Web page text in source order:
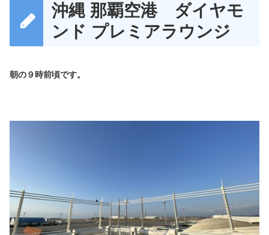
沖縄 那覇空港 ダイヤモ
ンド プレミアラウンジ
朝の９時前頃です。